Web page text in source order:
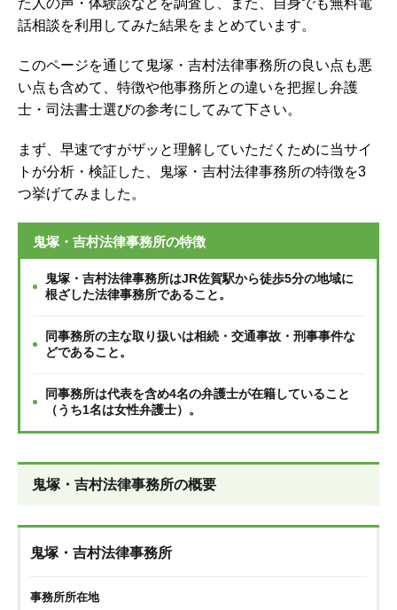
た人の声・体験談などを調査し、
また、自身でも無料電
話相談を利用してみた結果をまとめています。
このページを通じて鬼塚・吉村法律事務所の良い点も悪
い点も含めて、特徴や他事務所との違いを把握し弁護
士・司法書士選びの参考にしてみて下さい。
まず、早速ですがザッと理解していただくために当サイ
トが分析・検証した、鬼塚・吉村法律事務所の特徴を3
つ挙げてみました。
鬼塚・吉村法律事務所の特徴
鬼塚・吉村法律事務所はJR佐賀駅から徒歩5分の地域に
根ざした法律事務所であること。
同事務所の主な取り扱いは相続・交通事故・刑事事件な
どであること。
同事務所は代表を含め4名の弁護士が在籍していること
（うち1名は女性弁護士）。
鬼塚・吉村法律事務所の概要
鬼塚・吉村法律事務所
事務所所在地